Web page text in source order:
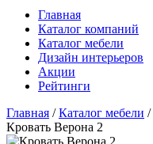
Главная
Каталог компаний
Каталог мебели
Дизайн интерьеров
Акции
Рейтинги
Главная /Каталог мебели /
Кровать Верона 2